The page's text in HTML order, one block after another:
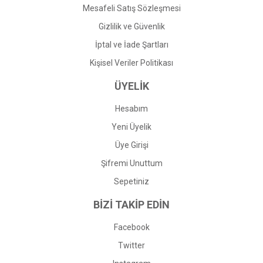
Mesafeli Satış Sözleşmesi
Gizlilik ve Güvenlik
İptal ve İade Şartları
Kişisel Veriler Politikası
ÜYELİK
Hesabım
Yeni Üyelik
Üye Girişi
Şifremi Unuttum
Sepetiniz
BİZİ TAKİP EDİN
Facebook
Twitter